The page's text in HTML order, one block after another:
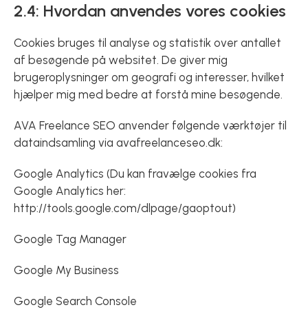
2.4: Hvordan anvendes vores cookies
Cookies bruges til analyse og statistik over antallet
af besøgende på websitet. De giver mig
brugeroplysninger om geografi og interesser, hvilket
hjælper mig med bedre at forstå mine besøgende.
AVA Freelance SEO anvender følgende værktøjer til
dataindsamling via avafreelanceseo.dk:
Google Analytics (Du kan fravælge cookies fra
Google Analytics her:
http://tools.google.com/dlpage/gaoptout)
Google Tag Manager
Google My Business
Google Search Console